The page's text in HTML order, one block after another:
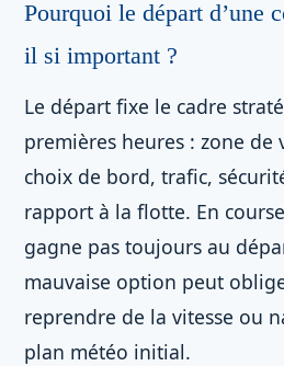
Pourquoi le départ d’une
il si important ?
Le départ fixe le cadre
premières heures : zone de
choix de bord, trafic,
rapport à la flotte. En
gagne pas toujours au
mauvaise option peut
reprendre de la vitesse ou
plan météo initial.